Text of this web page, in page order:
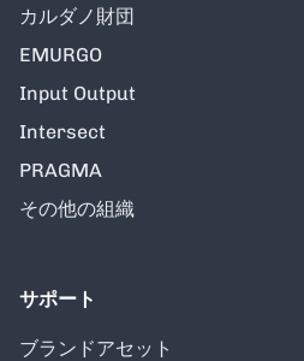
カルダノ財団
EMURGO
Input Output
Intersect
PRAGMA
その他の組織
サポート
ブランドアセット